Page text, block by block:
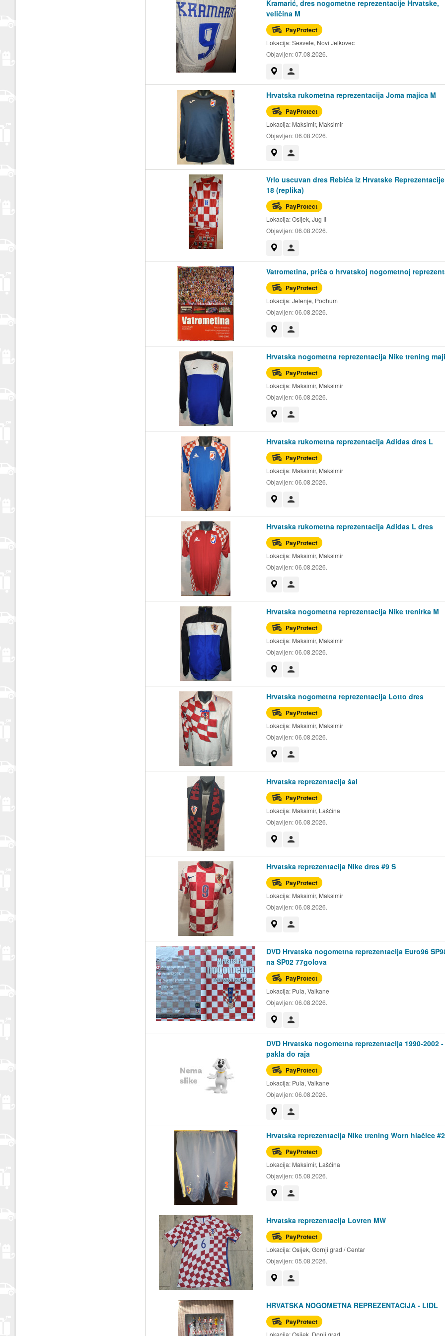
Kramarić, dres nogometne reprezentacije Hrvatske,
veličina M
PayProtect
Lokacija:Sesvete, Novi Jelkovec
Objavljen:07.08.2026.
Hrvatska rukometna reprezentacija Joma majica M
PayProtect
Lokacija: Maksimir, Maksimir
Objavljen:06.08.2026.
Vrlo uscuvan dres Rebića iz Hrvatske
18 (replika)
PayProtect
Lokacija:Osijek, Jug II
Objavljen:06.08.2026.
Vatrometina, priča o hrvatskoj nogometnoj
PayProtect
Lokacija:Jelenje, Podhum
Objavljen:06.08.2026.
Hrvatska nogometna reprezentacija Nike trening
PayProtect
Lokacija: Maksimir, Maksimir
Objavljen:06.08.2026.
Hrvatska rukometna reprezentacija Adidas dres L
PayProtect
Lokacija: Maksimir, Maksimir
Objavljen:06.08.2026.
Hrvatska rukometna reprezentacija Adidas L dres
PayProtect
Lokacija: Maksimir, Maksimir
Objavljen:06.08.2026.
Hrvatska nogometna reprezentacija Nike trenirka M
PayProtect
Lokacija: Maksimir, Maksimir
Objavljen:06.08.2026.
Hrvatska nogometna reprezentacija Lotto dres
PayProtect
Lokacija: Maksimir, Maksimir
Objavljen:06.08.2026.
Hrvatska reprezentacija šal
PayProtect
Lokacija: Maksimir, Lašćina
Objavljen:06.08.2026.
Hrvatska reprezentacija Nike dres #9 S
PayProtect
Lokacija: Maksimir, Maksimir
Objavljen:06.08.2026.
DVD Hrvatska nogometna reprezentacija Euro96
na SP02 77golova
PayProtect
Lokacija: Pula, Valkane
Objavljen:06.08.2026.
DVD Hrvatska nogometna reprezentacija 1990-2002
pakla do raja
PayProtect
Lokacija: Pula, Valkane
Objavljen:06.08.2026.
Hrvatska reprezentacija Nike trening Worn hlačice
PayProtect
Lokacija: Maksimir, Lašćina
Objavljen:05.08.2026.
Hrvatska reprezentacija Lovren MW
PayProtect
Lokacija:Osijek, Gornji grad / Centar
Objavljen:05.08.2026.
HRVATSKA NOGOMETNA REPREZENTACIJA - LIDL
PayProtect
Lokacija:Osijek, Donji grad